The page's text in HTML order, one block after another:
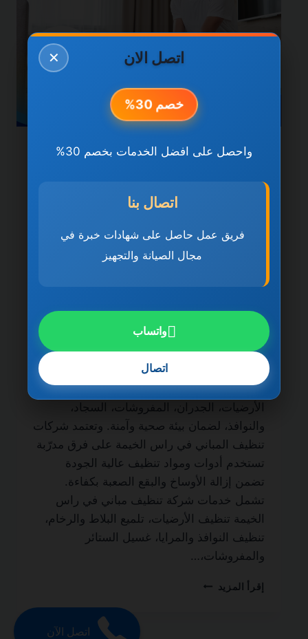
خدمات راس الخيمة
شركة تنظيف مباني في راس
مدى الحياة
تنظيف مباني في راس الخيمة 0501270935
ضمان مدى الحياة من أهم الخدمات التي يبحث
عنها أصحاب المباني والمنازل الفاخرة للحفاظ
على نظافة المكان وجودته. فالتنظيف الاحترافي
لا يقتصر على المظهر الخارجي فقط، بل يشمل
الأرضيات، الجدران، المفروشات، السجاد،
والنوافذ، لضمان بيئة صحية وآمنة. وتعتمد شركات
تنظيف المباني في راس الخيمة على فرق مدرّبة
تستخدم أدوات ومواد تنظيف عالية الجودة
تضمن إزالة الأوساخ والبقع الصعبة بكفاءة.
تشمل خدمات شركة تنظيف مباني في راس
الخيمة تنظيف الأرضيات، تلميع البلاط والرخام،
تنظيف النوافذ والمرايا، غسيل الستائر
والمفروشات،…
إقرأ المزيد شركة
اتصل الآن
✕ اتصل الان
خصم 30%
واحصل على افضل الخدمات بخصم 30%
اتصال بنا
فريق عمل حاصل على شهادات خبرة في
مجال الصيانة والتجهيز
واتساب
اتصال